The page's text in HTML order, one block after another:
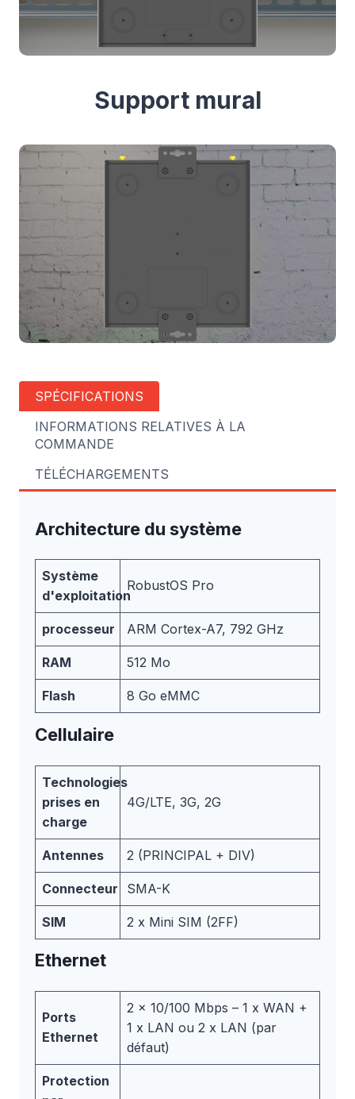
Support mural
SPÉCIFICATIONS
INFORMATIONS RELATIVES À LA
COMMANDE
TÉLÉCHARGEMENTS
Architecture du système
Système
d'exploitation
RobustOS Pro
processeur ARM Cortex-A7, 792 GHz
RAM 512 Mo
Flash 8 Go eMMC
Cellulaire
Technologies
prises en
charge
4G/LTE, 3G, 2G
Antennes 2 (PRINCIPAL + DIV)
Connecteur SMA-K
SIM 2 x Mini SIM (2FF)
Ethernet
Ports
Ethernet
2 x 10/100 Mbps – 1 x WAN +
1 x LAN ou 2 x LAN (par
défaut)
Protection